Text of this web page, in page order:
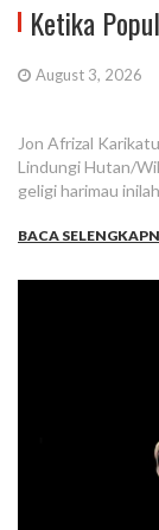
Ketika
August 3, 2026
Jon Afrizal
Lindungi Hutan/
geligi harimau
BACA